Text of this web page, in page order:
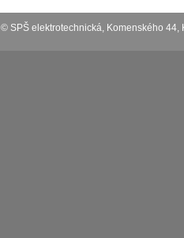
© SPŠ elektrotechnická, Komenského